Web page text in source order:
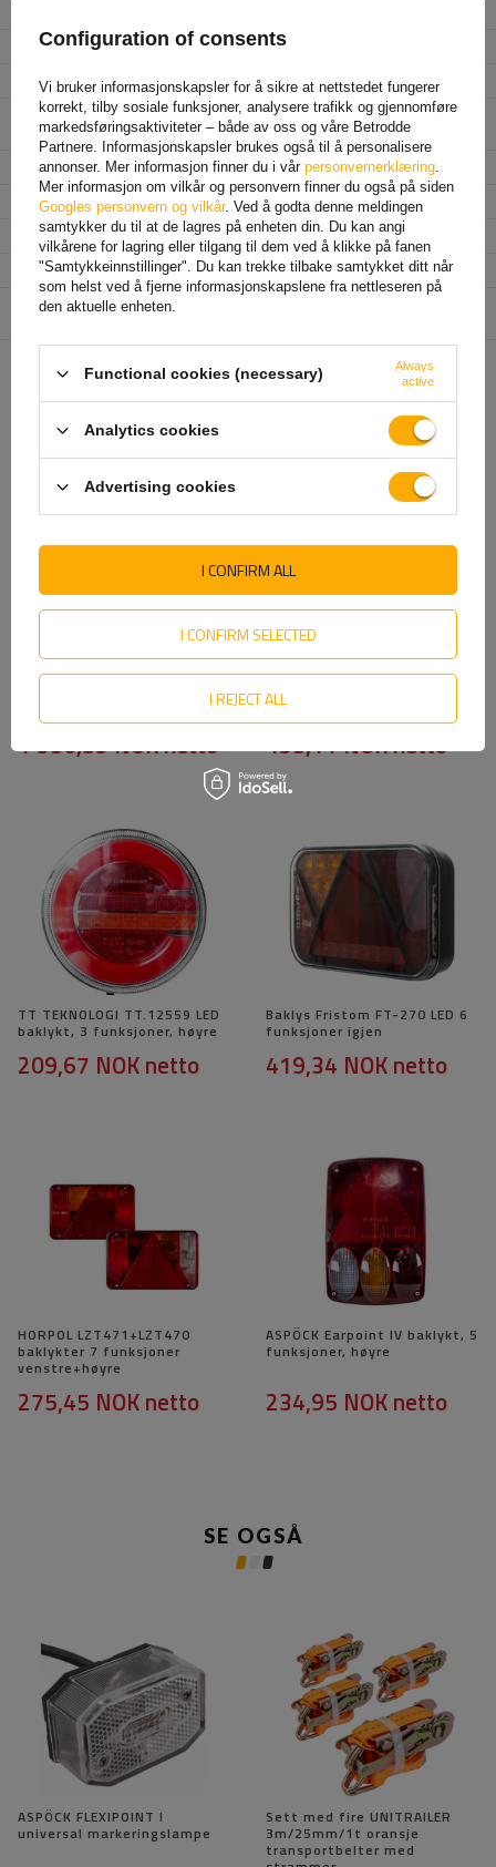
Tilkoblingstype
kabel med 5 PIN byonet
Kabellengde
0,5 m
Lampefunksjoner
Posisjonslys,Stopplys,Retningsindikator
Baklys,Reflektor
Bredde
240 mm
Høyde
140 mm
Dybde
35 mm
Beskyttelsesklasse
IP 6K9K
Enhet som er ansvarlig for
ANBEFALT FOR DEG
ASPÖCK EARPOINT LED
funksjoner venstre + høyre
1 956,59 NOKnetto
TT Teknologi TT.12024 LED
baklys 3 funksjoner venstre
+ høyre, magnetisk
495,11 NOKnetto
TT TEKNOLOGI TT.12559 LED
baklykt, 3 funksjoner, høyre
209,67 NOKnetto
Baklys Fristom FT-270 LED 6
funksjoner igjen
419,34 NOKnetto
HORPOL LZT471+LZT470
baklykter 7 funksjoner
venstre+høyre
275,45 NOKnetto
ASPÖCK Earpoint IV baklykt, 5
funksjoner, høyre
234,95 NOKnetto
SE OGSÅ
ASPÖCK FLEXIPOINT I
universal markeringslampe
Sett med fire UNITRAILER
3m/25mm/1t oransje
transportbelter med
Configuration of consents
Vi bruker informasjonskapsler for å sikre at nettstedet fungerer
korrekt, tilby sosiale funksjoner, analysere trafikk og gjennomføre
markedsføringsaktiviteter – både av oss og våre Betrodde
Partnere. Informasjonskapsler brukes også til å personalisere
annonser. Mer informasjon finner du i vår personvernerklæring
Mer informasjon om vilkår og personvern finner du også på siden
Googles personvern og vilkår. Ved å godta denne meldingen
samtykker du til at de lagres på enheten din. Du kan angi
vilkårene for lagring eller tilgang til dem ved å klikke på fanen
"Samtykkeinnstillinger". Du kan trekke tilbake samtykket ditt når
som helst ved å fjerne informasjonskapslene fra nettleseren på
den aktuelle enheten.
Functional cookies (necessary)
Always
active
Analytics cookies
Advertising cookies
I CONFIRM SELECTED
I REJECT ALL
I CONFIRM ALL